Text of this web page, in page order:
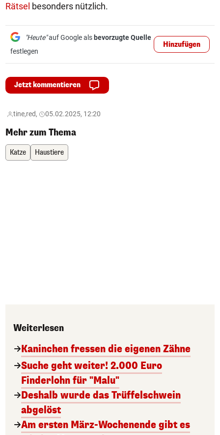
Rätsel besonders nützlich.
"Heute"auf Google als bevorzugte Quelle
festlegen
Hinzufügen
Jetzt kommentieren
tine,red, 05.02.2025, 12:20
Mehr zum Thema
Katze Haustiere
Weiterlesen
Kaninchen fressen die eigenen Zähne
Suche geht weiter! 2.000 Euro
Finderlohn für "Malu"
Deshalb wurde das Trüffelschwein
abgelöst
Am ersten März-Wochenende gibt es